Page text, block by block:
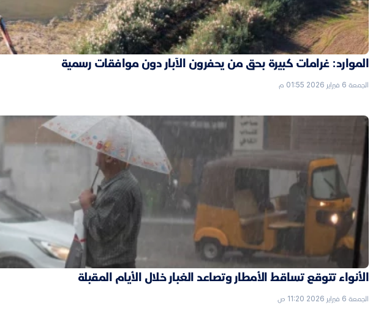
الموارد: غرامات كبيرة بحق من يحفرون الآبار دون موافقات رسمية
الجمعة 6 فبراير 2026 01:55 م
الأنواء تتوقع تساقط الأمطار وتصاعد الغبار خلال الأيام المقبلة
الجمعة 6 فبراير 2026 11:20 ص